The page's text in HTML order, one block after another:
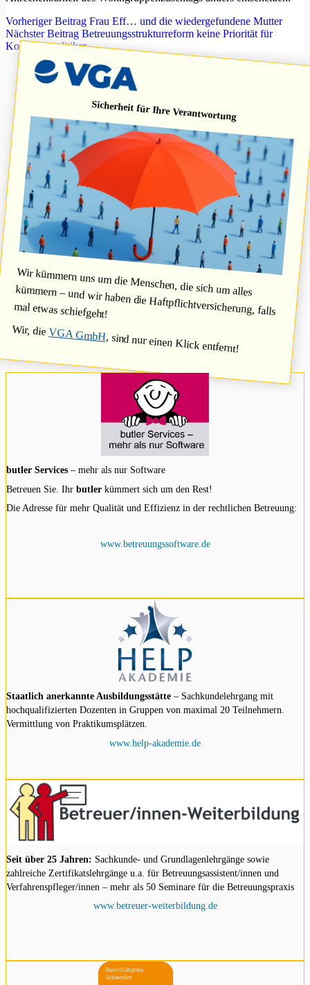
VorherigerBeitrag Frau Eff… und die wiedergefundene Mutter
NächsterBeitrag Betreuungsstrukturreform keine Priorität für
Koalitionspolitiker
Sicherheit für Ihre Verantwortung
Wir kümmern uns um die Menschen, die sich um alles
kümmern – und wir haben die Haftpflichtversicherung, falls
mal etwas schiefgeht!
Wir, dieVGA GmbH, sind nur einen Klick entfernt!
butler Services – mehr als nur Software
Betreuen Sie. Ihr butler kümmert sich um den Rest!
Die Adresse für mehr Qualität und Effizienz in der rechtlichen Betreuung:
www.betreuungssoftware.de
Staatlich anerkannte Ausbildungsstätte – Sachkundelehrgang mit
hochqualifizierten Dozenten in Gruppen von maximal 20 Teilnehmern.
Vermittlung von Praktikumsplätzen.
www.help-akademie.de
Seit über 25 Jahren: Sachkunde- und Grundlagenlehrgänge sowie
zahlreiche Zertifikatslehrgänge u.a. für Betreuungsassistent/innen und
Verfahrenspfleger/innen – mehr als 50 Seminare für die Betreuungspraxis
www.betreuer-weiterbildung.de